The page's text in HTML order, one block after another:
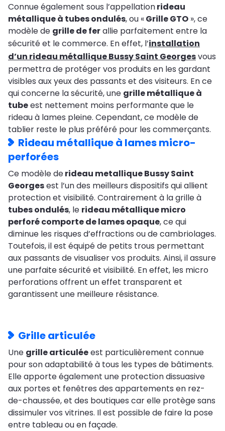
Connue également sous l’appellationrideau
métallique à tubes ondulés, ou «Grille GTO », ce
modèle de grille de ferallie parfaitement entre la
sécurité et le commerce. En effet, l’installation
d’un rideau métallique Bussy Saint Georgesvous
permettra de protéger vos produits en les gardant
visibles aux yeux des passants et des visiteurs. En ce
qui concerne la sécurité, une grille métallique à
tubeest nettement moins performante que le
rideau à lames pleine. Cependant, ce modèle de
tablier reste le plus préféré pour les commerçants.
Rideau métallique à lames micro-
perforées
Ce modèle derideau metallique Bussy Saint
Georgesest l’un des meilleurs dispositifs qui allient
protection et visibilité. Contrairement à la grille à
tubes ondulés, le rideau métallique micro
perforé comporte de lames opaque, ce qui
diminue les risques d’effractions ou de cambriolages.
Toutefois, il est équipé de petits trous permettant
aux passants de visualiser vos produits. Ainsi, il assure
une parfaite sécurité et visibilité. En effet, les micro
perforations offrent un effet transparent et
garantissent une meilleure résistance.
Grille articulée
Une grille articuléeest particulièrement connue
pour son adaptabilité à tous les types de bâtiments.
Elle apporte également une protection dissuasive
aux portes et fenêtres des appartements en rez-
de-chaussée, et des boutiques car elle protège sans
dissimuler vos vitrines. Il est possible de faire la pose
entre tableau ou en façade.